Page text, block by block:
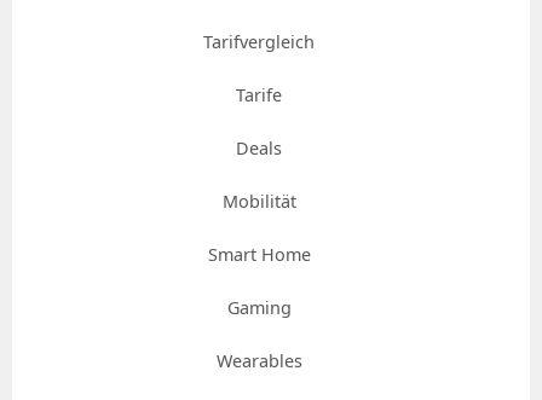
Tarifvergleich
Tarife
Deals
Mobilität
Smart Home
Gaming
Wearables